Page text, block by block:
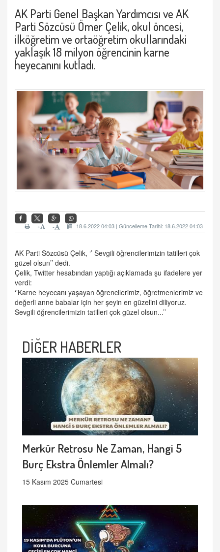
AK Parti Genel Başkan Yardımcısı ve AK
Parti Sözcüsü Ömer Çelik, okul öncesi,
ilköğretim ve ortaöğretim okullarındaki
yaklaşık 18 milyon öğrencinin karne
heyecanını kutladı.
18.6.2022 04:03 | Güncelleme Tarihi: 18.6.2022 04:03
-
+
AK Parti Sözcüsü Çelik, ‘’ Sevgili öğrencilerimizin tatilleri çok
güzel olsun’’ dedi.
Çelik, Twitter hesabından yaptığı açıklamada şu ifadelere yer
verdi:
‘’Karne heyecanı yaşayan öğrencilerimiz, öğretmenlerimiz ve
değerli anne babalar için her şeyin en güzelini diliyoruz.
Sevgili öğrencilerimizin tatilleri çok güzel olsun...’’
DİĞER HABERLER
Merkür Retrosu Ne Zaman, Hangi 5
Burç Ekstra Önlemler Almalı?
15 Kasım 2025 Cumartesi